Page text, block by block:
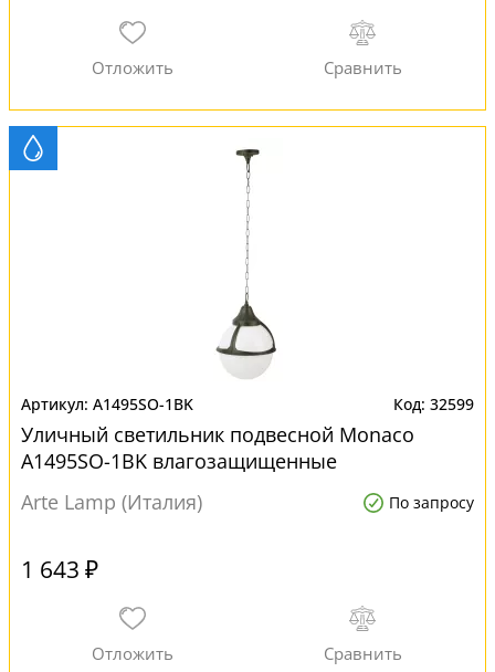
A1495SO-1BK 32599
Уличный светильник подвесной Monaco
A1495SO-1BK влагозащищенные
Arte Lamp (Италия)
По запросу
1 643 ₽